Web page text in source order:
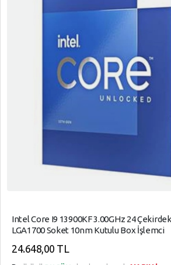
Intel Core I9 13900KF 3.00GHz 24
LGA1700 Soket 10nm Kutulu Box İşlemci
24.648,00 TL